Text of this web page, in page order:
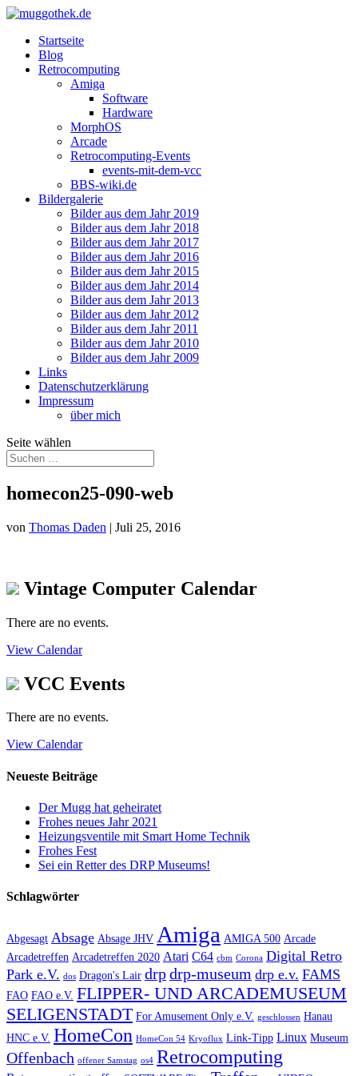
Startseite
Blog
Retrocomputing
Amiga
Software
Hardware
MorphOS
Arcade
Retrocomputing-Events
events-mit-dem-vcc
BBS-wiki.de
Bildergalerie
Bilder aus dem Jahr 2019
Bilder aus dem Jahr 2018
Bilder aus dem Jahr 2017
Bilder aus dem Jahr 2016
Bilder aus dem Jahr 2015
Bilder aus dem Jahr 2014
Bilder aus dem Jahr 2013
Bilder aus dem Jahr 2012
Bilder aus dem Jahr 2011
Bilder aus dem Jahr 2010
Bilder aus dem Jahr 2009
Links
Datenschutzerklärung
Impressum
über mich
Seite wählen
homecon25-090-web
von Thomas Daden | Juli 25, 2016
Vintage Computer Calendar
There are no events.
View Calendar
VCC Events
There are no events.
View Calendar
Neueste Beiträge
Der Mugg hat geheiratet
Frohes neues Jahr 2021
Heizungsventile mit Smart Home Technik
Frohes Fest
Sei ein Retter des DRP Museums!
Schlagwörter
Abgesagt Absage Absage JHV Amiga AMIGA 500 Arcade
Arcadetreffen Arcadetreffen 2020 Atari C64 cbm Corona Digital Retro
Park e.V. dos Dragon's Lair drpdrp-museum drp e.v. FAMS
FAO FAO e.V. FLIPPER- UND ARCADEMUSEUM
SELIGENSTADT For Amusement Only e.V. geschlossen Hanau
HNC e.V. HomeCon HomeCon 54 Kryoflux Link-Tipp Linux Museum
Offenbach offener Samstag os4 Retrocomputing